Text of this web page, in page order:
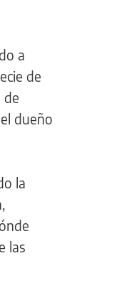
a
de
de
dueño
la
las